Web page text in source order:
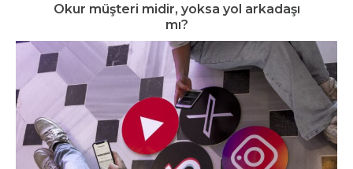
Okur müşteri midir, yoksa yol arkadaşı
mı?